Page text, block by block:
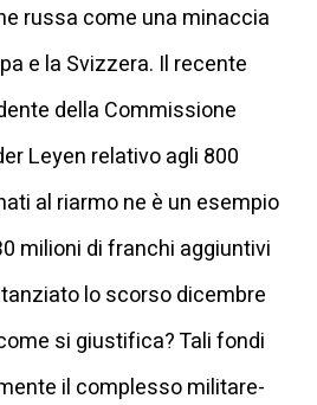
russa come una minaccia
e la Svizzera. Il recente
della Commissione
Leyen relativo agli 800
al riarmo ne è un esempio
milioni di franchi aggiuntivi
lo scorso dicembre
si giustifica? Tali fondi
il complesso militare-